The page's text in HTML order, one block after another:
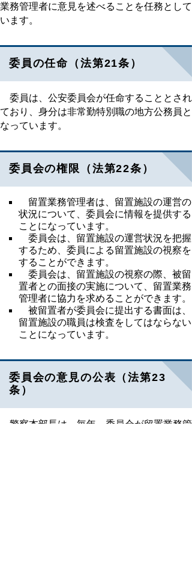
業務管理者に意見を述べることを任務として
います。
委員の任命（法第21条）
委員は、公安委員会が任命することとされ
ており、身分は非常勤特別職の地方公務員と
なっています。
委員会の権限（法第22条）
留置業務管理者は、留置施設の運営の
状況について、委員会に情報を提供する
ことになっています。
委員会は、留置施設の運営状況を把握
するため、委員による留置施設の視察を
することができます。
委員会は、留置施設の視察の際、被留
置者との面接の実施について、留置業務
管理者に協力を求めることができます。
被留置者が委員会に提出する書面は、
留置施設の職員は検査をしてはならない
ことになっています。
委員会の意見の公表（法第23
条）
警察本部長は、毎年、委員会が留置業務管